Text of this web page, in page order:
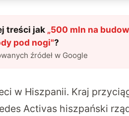
treści jak „500 mln na
pod nogi"?
źródeł w Google
w Hiszpanii. Kraj
Activas hiszpański